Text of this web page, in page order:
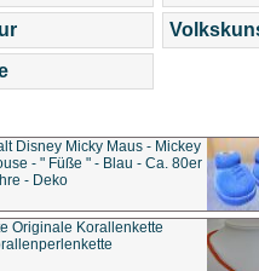
Disney Micky Maus - Mickey
- " Füße " - Blau - Ca. 80er
- Deko
Originale Korallenkette